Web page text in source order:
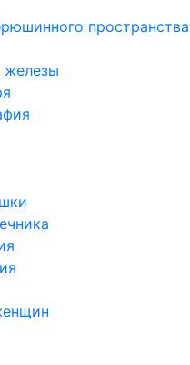
пространства
железы